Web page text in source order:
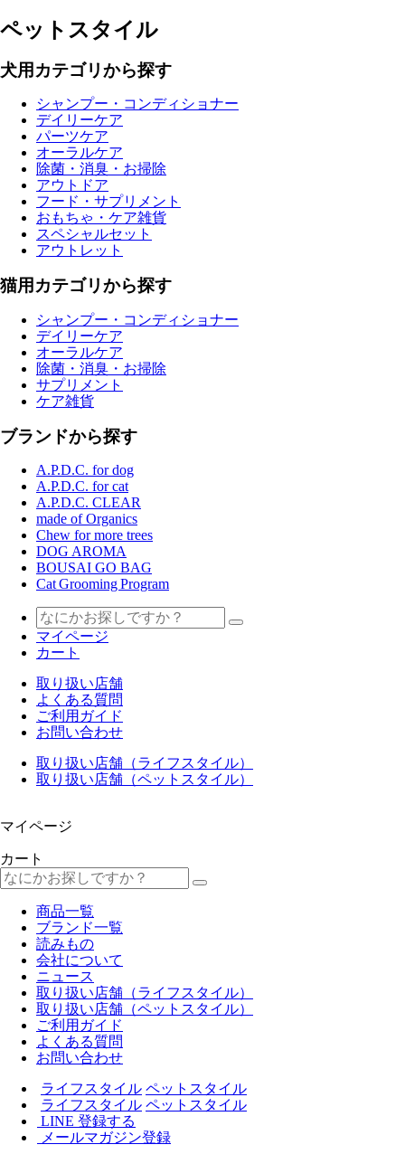
ペットスタイル
犬用カテゴリから探す
シャンプー・コンディショナー
デイリーケア
パーツケア
オーラルケア
除菌・消臭・お掃除
アウトドア
フード・サプリメント
おもちゃ・ケア雑貨
スペシャルセット
アウトレット
猫用カテゴリから探す
シャンプー・コンディショナー
デイリーケア
オーラルケア
除菌・消臭・お掃除
サプリメント
ケア雑貨
ブランドから探す
A.P.D.C. for dog
A.P.D.C. for cat
A.P.D.C. CLEAR
made of Organics
Chew for more trees
DOG AROMA
BOUSAI GO BAG
Cat Grooming Program
マイページ
カート
取り扱い店舗
よくある質問
ご利用ガイド
お問い合わせ
取り扱い店舗（ライフスタイル）
取り扱い店舗（ペットスタイル）
マイページ
カート
商品一覧
ブランド一覧
読みもの
会社について
ニュース
取り扱い店舗（ライフスタイル）
取り扱い店舗（ペットスタイル）
ご利用ガイド
よくある質問
お問い合わせ
ライフスタイル ペットスタイル
ライフスタイル ペットスタイル
LINE 登録する
メールマガジン登録